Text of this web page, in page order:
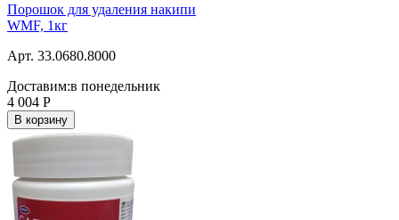
Порошок для удаления накипи
WMF, 1кг
Арт. 33.0680.8000
Доставим:в понедельник
4 004 Р
В корзину